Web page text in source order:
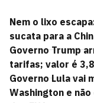
Nem o lixo
sucata para a
Governo Trump
tarifas; valor é
Governo Lula vai
Washington e